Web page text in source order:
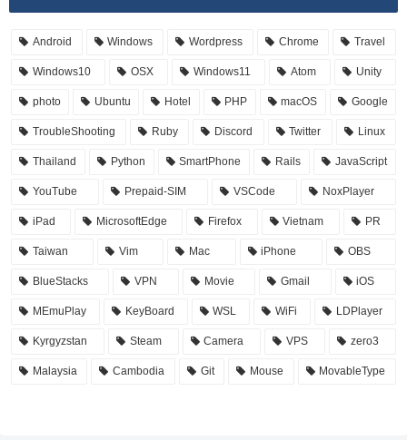
Android Windows Wordpress Chrome Travel
Windows10 OSX Windows11 Atom Unity
photo Ubuntu Hotel PHP macOS Google
TroubleShooting Ruby Discord Twitter Linux
Thailand Python SmartPhone Rails JavaScript
YouTube Prepaid-SIM VSCode NoxPlayer
iPad MicrosoftEdge Firefox Vietnam PR
Taiwan Vim Mac iPhone OBS
BlueStacks VPN Movie Gmail iOS
MEmuPlay KeyBoard WSL WiFi LDPlayer
Kyrgyzstan Steam Camera VPS zero3
Malaysia Cambodia Git Mouse MovableType